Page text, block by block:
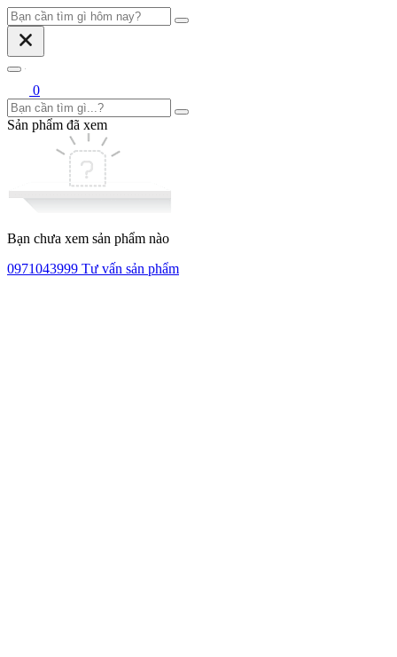
0
Sản phẩm đã xem
Bạn chưa xem sản phẩm nào
0971043999 Tư vấn sản phẩm